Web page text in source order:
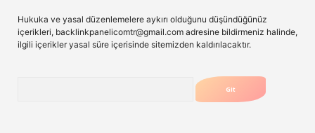
Hukuka ve yasal düzenlemelere aykırı olduğunu düşündüğünüz
içerikleri, backlinkpanelicomtr@gmail.com adresine bildirmeniz halinde,
ilgili içerikler yasal süre içerisinde sitemizden kaldırılacaktır.